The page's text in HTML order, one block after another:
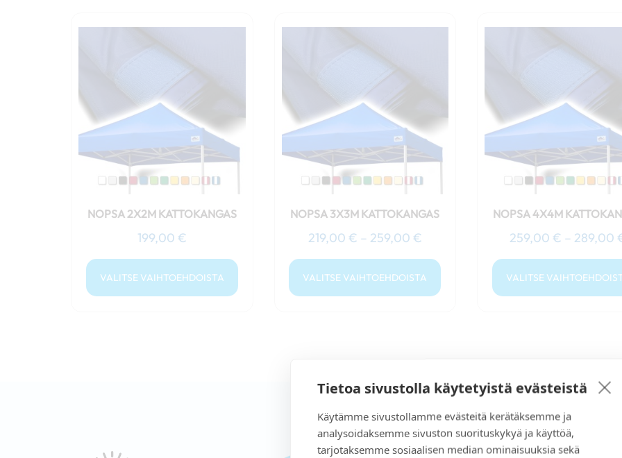
Tietoa sivustolla käytetyistä evästeistä
Käytämme sivustollamme evästeitä kerätäksemme ja
analysoidaksemme sivuston suorituskykyä ja käyttöä,
tarjotaksemme sosiaalisen median ominaisuuksia sekä
NOPSA 2X2M KATTOKANGAS
199,00 €
VALITSE VAIHTOEHDOISTA
on
useampi
muunnelma.
Voit
valinnat
tuotteen
sivulla.
NOPSA 3X3M KATTOKANGAS
219,00 € – 259,00 €
VALITSE VAIHTOEHDOISTA
on
useampi
muunnelma.
Voit
valinnat
tuotteen
sivulla.
NOPSA 4X4M
259,00€ – 289,00
VALITSE
on
useampi
Voit
valinnat
tuotteen
sivulla.